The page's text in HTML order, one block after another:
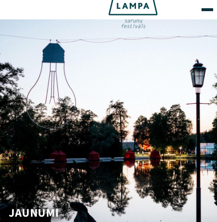
JAUNUMI